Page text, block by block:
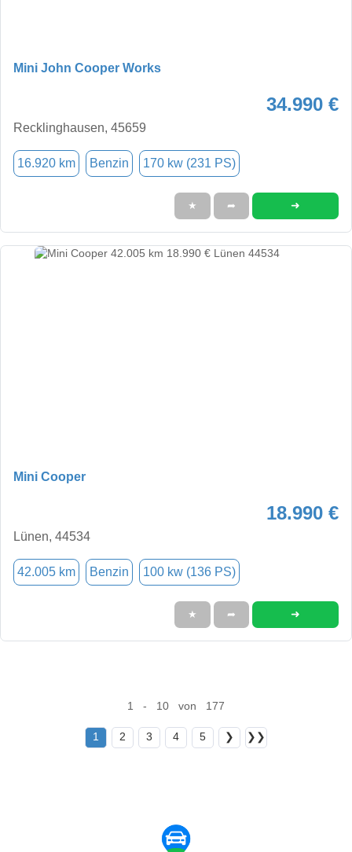
Mini John Cooper Works
34.990 €
Recklinghausen, 45659
16.920 km Benzin 170 kw (231 PS)
★ ➦ ➜
Mini Cooper
18.990 €
Lünen, 44534
42.005 km Benzin 100 kw (136 PS)
★ ➦ ➜
1 - 10 von 177
1 2 3 4 5 ❯ ❯❯